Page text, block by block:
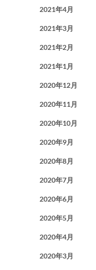
2021年4月
2021年3月
2021年2月
2021年1月
2020年12月
2020年11月
2020年10月
2020年9月
2020年8月
2020年7月
2020年6月
2020年5月
2020年4月
2020年3月